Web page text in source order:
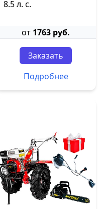
8.5 л. с.
от 1763 руб.
Заказать
Подробнее